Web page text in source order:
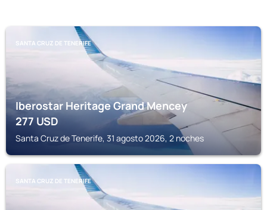
SANTA CRUZ DE TENERIFE
Iberostar Heritage Grand Mencey
277USD
Santa Cruz de Tenerife, 31 agosto 2026, 2 noches
SANTA CRUZ DE TENERIFE